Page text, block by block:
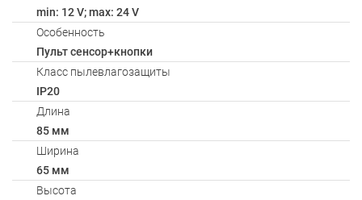
min: 12 V; max: 24 V
Особенность
Пульт сенсор+кнопки
Класс пылевлагозащиты
IP20
Длина
85 мм
Ширина
65 мм
Высота